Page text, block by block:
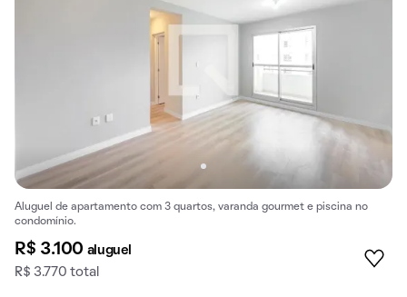
Aluguel de apartamento com 3 quartos, varanda gourmet e piscina no
condomínio.
R$ 3.100 aluguel
R$ 3.770 total